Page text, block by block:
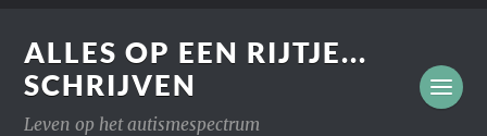
ALLES OP EEN RIJTJE...
SCHRIJVEN
Leven op het autismespectrum